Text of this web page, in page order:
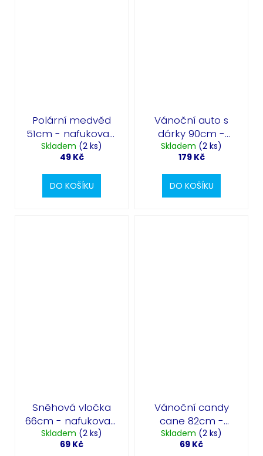
Polární medvěd
51cm - nafukovací
fóliový balónek
Skladem (2 ks)
49 Kč
DO KOŠÍKU
Vánoční auto s
dárky 90cm -
nafukovací fóliový
balónek
Skladem (2 ks)
179 Kč
DO KOŠÍKU
Sněhová vločka
66cm - nafukovací
fóliový balónek
Skladem (2 ks)
69 Kč
Vánoční candy
cane 82cm -
nafukovací fóliový
balónek
Skladem (2 ks)
69 Kč